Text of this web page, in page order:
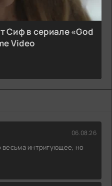
Сиф в сериале «God
Video
06.08.26
весьма интригующее, но